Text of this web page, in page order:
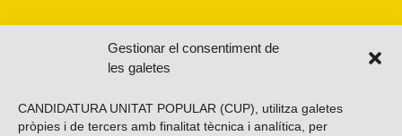
Gestionar el consentiment de
les galetes
CANDIDATURA UNITAT POPULAR (CUP), utilitza galetes
pròpies i de tercers amb finalitat tècnica i analítica, per